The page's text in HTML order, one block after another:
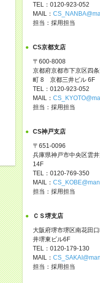
TEL：0120-923-052
MAIL：
担当：採用担当
CS京都支店
〒600-8008
京都府京都市下京区四
町 8 京都三井ビル 6F
TEL：0120-923-052
MAIL：
担当：採用担当
CS神戸支店
〒651-0096
兵庫県神戸市中央区雲
14F
TEL：0120-769-350
MAIL：
担当：採用担当
ＣＳ堺支店
大阪府堺市堺区南花田
井堺東ビル6F
TEL：0120-179-130
MAIL：
担当：採用担当